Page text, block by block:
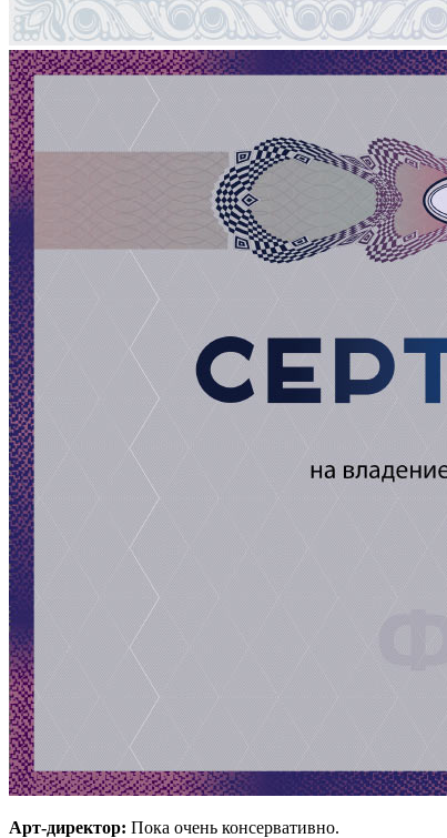
Арт-директор: Пока очень консервативно.